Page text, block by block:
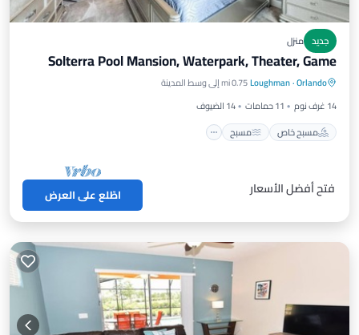
جديد منزل
Solterra Pool Mansion, Waterpark, Theater, Game
Orlando
·
Loughman0.75 mi إلى وسط المدينة
14 غرف نوم
11 حمامات
14 الضيوف
مسبح خاص
مسبح
مسبح خاص مسبح
فتح أفضل الأسعار اطّلع على العرض